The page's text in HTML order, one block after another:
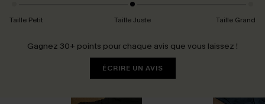
Taille Petit Taille Juste Taille Grand
Gagnez 30+ points pour chaque avis que vous laissez !
ÉCRIRE UN AVIS